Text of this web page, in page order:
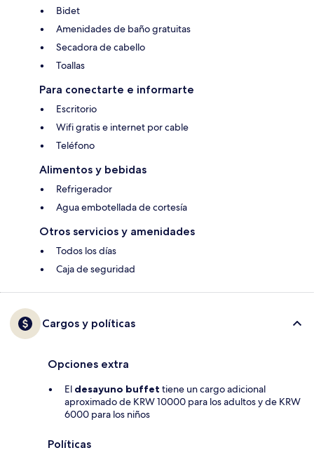
Bidet
Amenidades de baño gratuitas
Secadora de cabello
Toallas
Para conectarte e informarte
Escritorio
Wifi gratis e internet por cable
Teléfono
Alimentos y bebidas
Refrigerador
Agua embotellada de cortesía
Otros servicios y amenidades
Todos los días
Caja de seguridad
Cargos y políticas
Opciones extra
El desayuno buffet tiene un cargo adicional
aproximado de KRW 10000 para los adultos y de KRW
6000 para los niños
Políticas